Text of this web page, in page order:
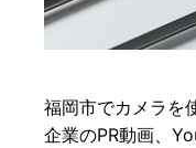
福岡市でカメラを
企業のPR動画、